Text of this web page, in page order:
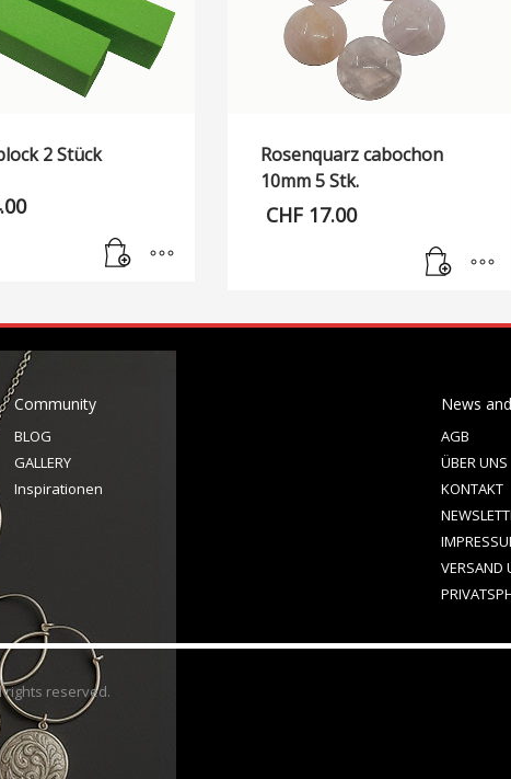
2 Stück
Rosenquarz cabochon
10mm 5 Stk.
CHF 17.00
Community
BLOG
GALLERY
Inspirationen
News
AGB
ÜBER UNS
KONTAKT
VERSAND
rights reserved.